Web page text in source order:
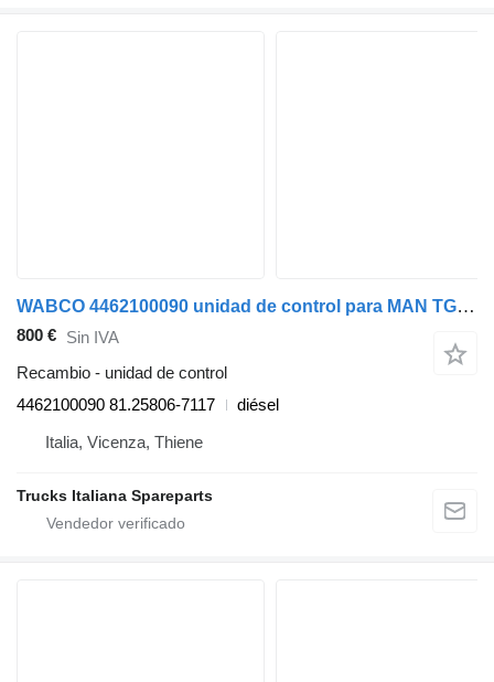
WABCO 4462100090 unidad de control para MAN TGX euro 6 cabeza tractora
800 € Sin IVA
Recambio - unidad de control
4462100090 81.25806-7117
diésel
Italia, Vicenza, Thiene
Trucks Italiana Spareparts